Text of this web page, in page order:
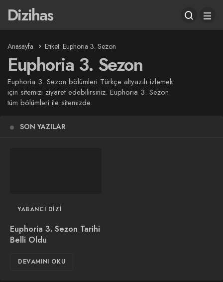
Dizihas
Anasayfa Etiket: Euphoria 3. Sezon
Euphoria 3. Sezon
Euphoria 3. Sezon bölümleri Türkçe altyazılı izlemek
için sitemizi ziyaret edebilirsiniz. Euphoria 3. Sezon
tüm bölümleri ile sitemizde.
SON YAZILAR
YABANCI DIZI
Euphoria 3. Sezon Tarihi
Belli Oldu
DEVAMINI OKU